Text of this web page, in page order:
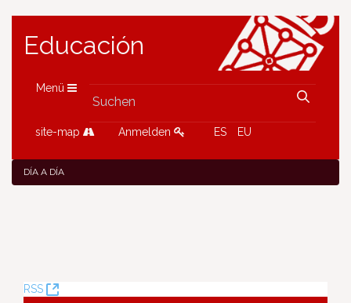
Educación
Menü
site-map Anmelden ES EU
DÍA A DÍA
RSS
(Öffnet